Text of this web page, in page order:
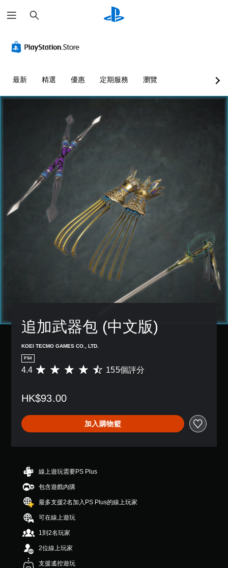
尋
最新 精選 優惠 定期服務 瀏覽
追加武器包 (中文版)
KOEI TECMO GAMES CO., LTD.
PS4
平
分
4
.
滿
5
顆
）
共
5
5
4.4 155個評分
HK$93.00
加入購物籃
線上遊玩需要PS Plus
包含遊戲內購
最多支援2名加入PS Plus的線上玩家
可在線上遊玩
1到2名玩家
2位線上玩家
支援遙控遊玩